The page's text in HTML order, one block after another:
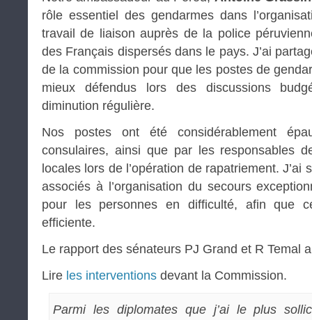
rôle essentiel des gendarmes dans
travail de liaison auprès de la police
des Français dispersés dans le pays. J’ai
de la commission pour que les postes de
mieux défendus lors des discussions
diminution régulière.
Nos postes ont été considérablement
consulaires, ainsi que par les responsables
locales lors de l’opération de rapatriement. J’ai
associés à l’organisation du secours
pour les personnes en difficulté, afin que
efficiente.
Le rapport des sénateurs PJ Grand et R Temal
Lire les interventions devant la Commission.
Parmi les diplomates que j’ai le plus